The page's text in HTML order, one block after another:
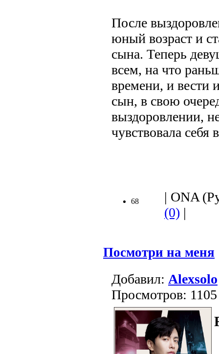
После
юный возраст и
сына. Теперь
всем, на что
времени, и вести
сын, в свою
выздоровлении,
чувствовала себя
68
| ONA
(0) |
Посмотри на меня
Добавил: Alexsolo
Просмотров: 1105